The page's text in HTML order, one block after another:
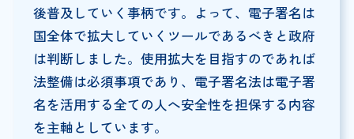
後普及していく事柄です。よって、電子署名は
国全体で拡大していくツールであるべきと政府
は判断しました。使用拡大を目指すのであれば
法整備は必須事項であり、電子署名法は電子署
名を活用する全ての人へ安全性を担保する内容
を主軸としています。